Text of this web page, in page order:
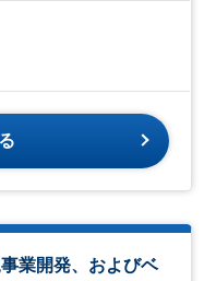
業開発、およびベ